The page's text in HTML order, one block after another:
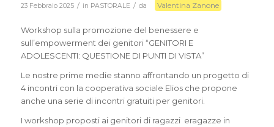
23 Febbraio 2025 / in PASTORALE / da Valentina Zanone
Workshop sulla promozione del benessere e
sull’empowerment dei genitori “GENITORI E
ADOLESCENTI: QUESTIONE DI PUNTI DI VISTA”
Le nostre prime medie stanno affrontando un progetto di
4 incontri con la cooperativa sociale Elios che propone
anche una serie di incontri gratuiti per genitori.
I workshop proposti ai genitori di ragazzi eragazze in